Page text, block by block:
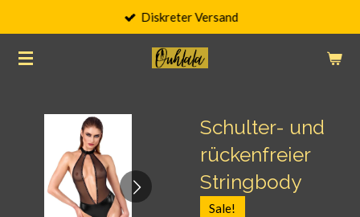
springen
Diskreter Versand
Schulter- und
rückenfreier
Stringbody
Sale!